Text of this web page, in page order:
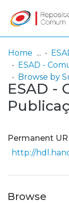
Communities
& Collections
Browse
Entities
Log
In
(current)
Home
ESAD -
ESAD -
Permanent
http://
Browse